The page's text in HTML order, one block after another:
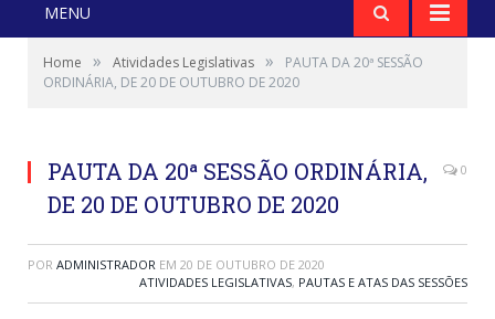
MENU
Home » Atividades Legislativas »
PAUTA DA 20ª SESSÃO
ORDINÁRIA, DE 20 DE OUTUBRO DE 2020
PAUTA DA 20ª SESSÃO ORDINÁRIA,
DE 20 DE OUTUBRO DE 2020
0
POR ADMINISTRADOR EM 20 DE OUTUBRO DE 2020
ATIVIDADES LEGISLATIVAS, PAUTAS E ATAS DAS SESSÕES